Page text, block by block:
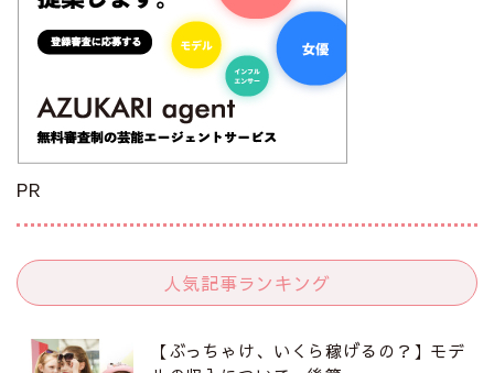
PR
人気記事ランキング
【ぶっちゃけ、いくら稼げるの？】モデ